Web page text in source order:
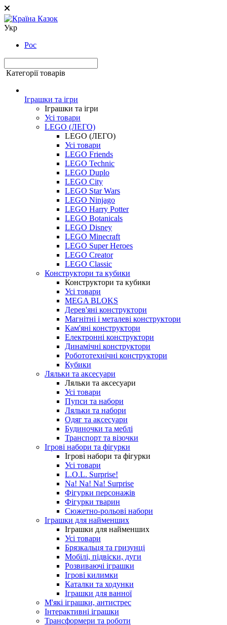
Укр
Рос
Категорії товарів
Іграшки та ігри
Іграшки та ігри
Усі товари
LEGO (ЛЕГО)
LEGO (ЛЕГО)
Усі товари
LEGO Friends
LEGO Technic
LEGO Duplo
LEGO City
LEGO Star Wars
LEGO Ninjago
LEGO Harry Potter
LEGO Botanicals
LEGO Disney
LEGO Minecraft
LEGO Super Heroes
LEGO Creator
LEGO Classic
Конструктори та кубики
Конструктори та кубики
Усі товари
MEGA BLOKS
Дерев'яні конструктори
Магнітні і металеві конструктори
Кам'яні конструктори
Електронні конструктори
Динамічні конструктори
Робототехнічні конструктори
Кубики
Ляльки та аксесуари
Ляльки та аксесуари
Усі товари
Пупси та набори
Ляльки та набори
Одяг та аксесуари
Будиночки та меблі
Транспорт та візочки
Ігрові набори та фігурки
Ігрові набори та фігурки
Усі товари
L.O.L. Surprise!
Na! Na! Na! Surprise
Фігурки персонажів
Фігурки тварин
Сюжетно-рольові набори
Іграшки для найменших
Іграшки для найменших
Усі товари
Брязкальця та гризунці
Мобілі, підвіски, дуги
Розвиваючі іграшки
Ігрові килимки
Каталки та ходунки
Іграшки для ванної
М'які іграшки, антистрес
Інтерактивні іграшки
Трансформери та роботи